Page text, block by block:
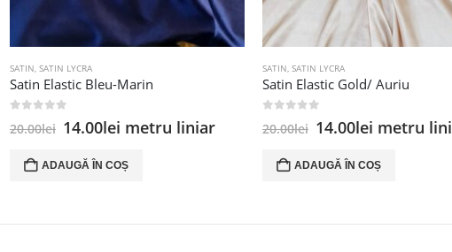
SATIN, SATIN LYCRA
Satin Elastic Bleu-Marin
20.00lei Prețul
a
fost:
14.00lei Prețul
este:
14.00lei.
metru liniar
ADAUGĂ ÎN COȘ
SATIN, SATIN LYCRA
Satin Elastic Gold/ Auriu
20.00lei Prețul
a
fost:
14.00lei Prețul
este:
14.00lei.
metru
ADAUGĂ ÎN COȘ